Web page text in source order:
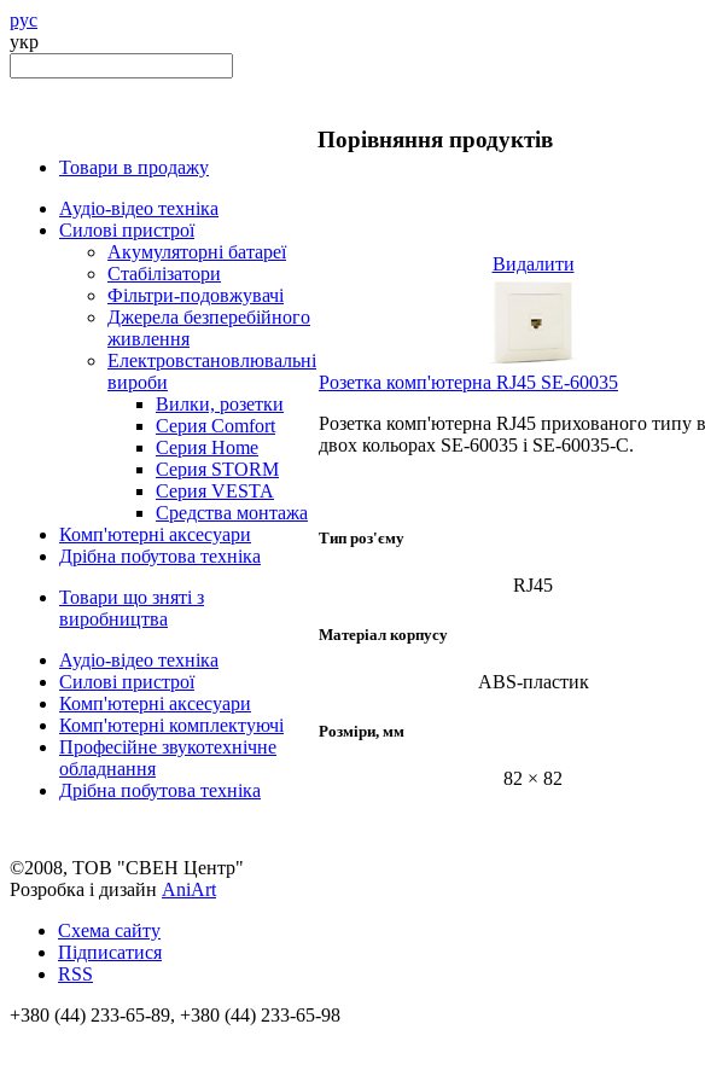
рус
укр
Товари в продажу
Аудіо-відео техніка
Силові пристрої
Акумуляторні батареї
Стабілізатори
Фільтри-подовжувачі
Джерела безперебійного
живлення
Електровстановлювальні
вироби
Вилки, розетки
Серия Comfort
Серия Home
Серия STORM
Серия VESTA
Средства монтажа
Комп'ютерні аксесуари
Дрібна побутова техніка
Товари що зняті з
виробництва
Аудіо-відео техніка
Силові пристрої
Комп'ютерні аксесуари
Комп'ютерні комплектуючі
Професійне звукотехнічне
обладнання
Дрібна побутова техніка
Порівняння продуктів
Видалити
Розетка комп'ютерна RJ45 SE-60035
Розетка комп'ютерна RJ45 прихованого типу в
двох кольорах SE-60035 і SE-60035-С.
Тип роз'єму
RJ45
Матеріал корпусу
ABS-пластик
Розміри, мм
82 × 82
©2008, ТОВ "СВЕН Центр"
Розробка і дизайн AniArt
Схема сайту
Підписатися
RSS
+380 (44) 233-65-89, +380 (44) 233-65-98